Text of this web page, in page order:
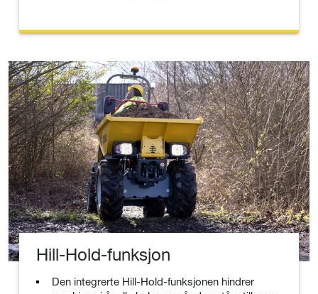
Hill-Hold-funksjon
Den integrerte Hill-Hold-funksjonen hindrer